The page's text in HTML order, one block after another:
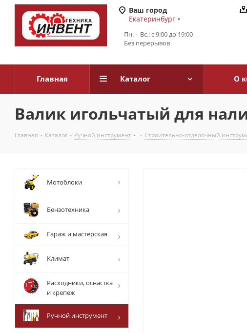
Ваш город
Екатеринбург
Пн. – Вс.: с 9:00 до 19:00
Без перерывов
Главная Каталог О
Валик игольчатый для
Главная - Каталог - Ручной инструмент - Строительно-отделочный
Мотоблоки
Бензотехника
Гараж и мастерская
Климат
Расходники, оснастка
и крепеж
Ручной инструмент